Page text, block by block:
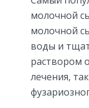
молочной
молочной
воды и
раствором
лечения,